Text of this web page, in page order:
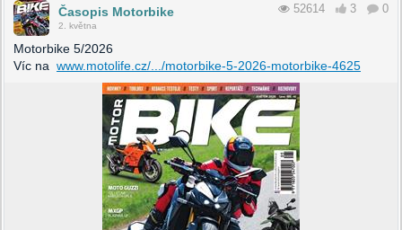
Časopis Motorbike
2. května
52614 3 0
Motorbike 5/2026
Víc na www.motolife.cz/.../motorbike-5-2026-motorbike-4625